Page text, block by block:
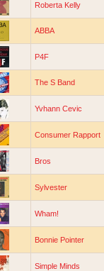
Roberta Kelly
ABBA
P4F
The S Band
Yvhann Cevic
Consumer Rapport
Bros
Sylvester
Wham!
Bonnie Pointer
Simple Minds